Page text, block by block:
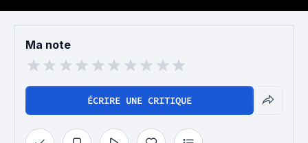
Ma note
ÉCRIRE UNE CRITIQUE